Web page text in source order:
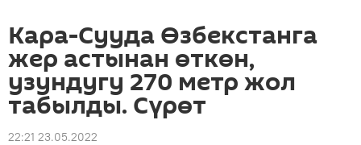
Кара-Сууда Өзбекстанга
жер астынан өткөн,
узундугу 270 метр жол
табылды. Сүрөт
22:21 23.05.2022